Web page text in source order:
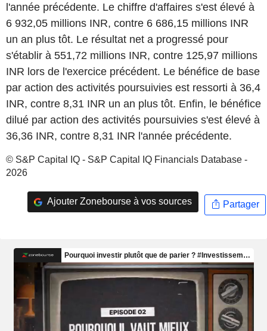
l'année précédente. Le chiffre d'affaires s'est élevé à
6 932,05 millions INR, contre 6 686,15 millions INR
un an plus tôt. Le résultat net a progressé pour
s'établir à 551,72 millions INR, contre 125,97 millions
INR lors de l'exercice précédent. Le bénéfice de base
par action des activités poursuivies est ressorti à 36,4
INR, contre 8,31 INR un an plus tôt. Enfin, le bénéfice
dilué par action des activités poursuivies s'est élevé à
36,36 INR, contre 8,31 INR l'année précédente.
© S&P Capital IQ - S&P Capital IQ Financials Database -
2026
Ajouter Zonebourse à vos sources Partager